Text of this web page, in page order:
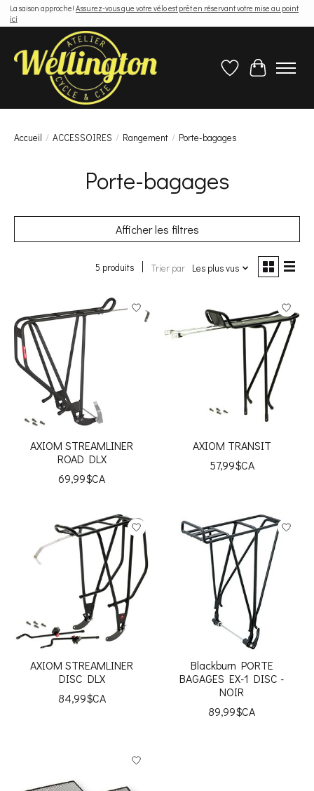
La saison approche! Assurez-vous que votre vélo est prêt en réservant votre mise au point
ici
Liste de souhaits
Panier
Accueil / ACCESSOIRES / Rangement / Porte-bagages
Porte-bagages
Afficher les filtres
5 produits Trier par Les plus vus
AXIOM STREAMLINER
ROAD DLX
69,99$CA
AXIOM TRANSIT
57,99$CA
AXIOM STREAMLINER
DISC DLX
84,99$CA
Blackburn PORTE
BAGAGES EX-1 DISC -
NOIR
89,99$CA